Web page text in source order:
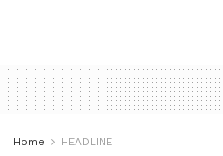
Home HEADLINE